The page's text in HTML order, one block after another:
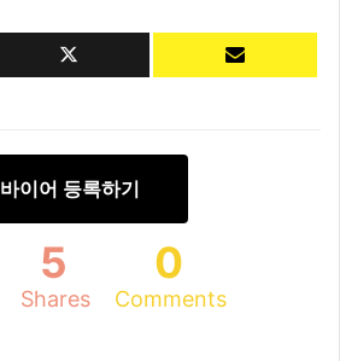
바이어 등록하기
5
Shares
0
Comments